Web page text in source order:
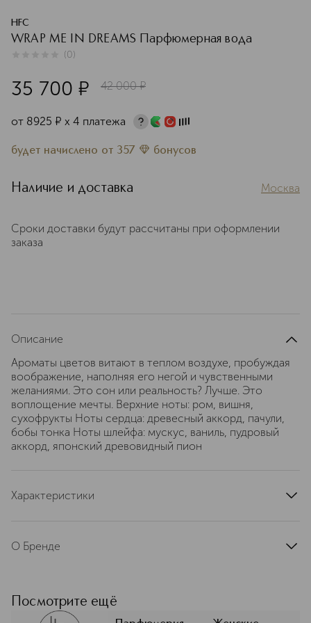
HFC
WRAP ME IN DREAMS Парфюмерная вода
(0)
35 700 ¤ 42 000 ¤
от 8925 ¤ х 4 платежа
будет начислено от 357 бонусов
Наличие и доставка Москва
Сроки доставки будут рассчитаны при оформлении
заказа
Описание
Ароматы цветов витают в теплом воздухе, пробуждая
воображение, наполняя его негой и чувственными
желаниями. Это сон или реальность? Лучше. Это
воплощение мечты. Верхние ноты: ром, вишня,
сухофрукты Ноты сердца: древесный аккорд, пачули,
бобы тонка Ноты шлейфа: мускус, ваниль, пудровый
аккорд, японский древовидный пион
Характеристики
артикул
О Бренде
создающая нишевые парфюмерные
композиции класса haute parfumerie
Посмотрите ещё